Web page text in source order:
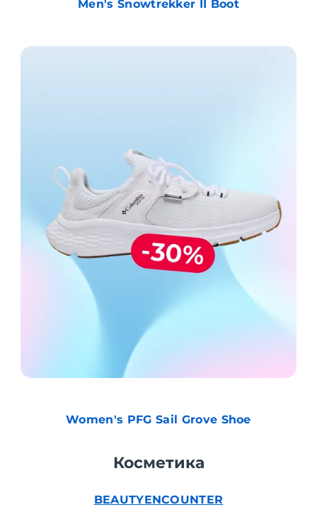
Men's Snowtrekker II Boot
Women's PFG Sail Grove Shoe
Косметика
BEAUTYENCOUNTER